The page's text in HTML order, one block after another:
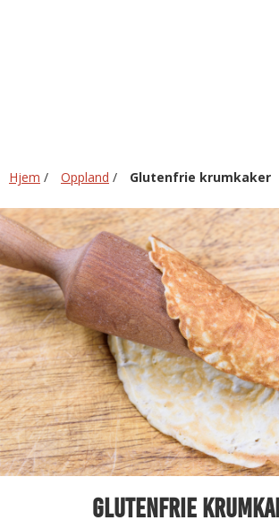
Hjem / Oppland / Glutenfrie krumkaker
Glutenfrie